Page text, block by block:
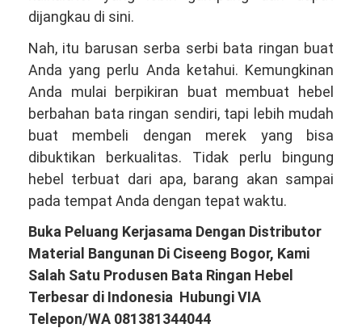
dijangkau di sini.
Nah, itu barusan serba serbi bata ringan buat
Anda yang perlu Anda ketahui. Kemungkinan
Anda mulai berpikiran buat membuat hebel
berbahan bata ringan sendiri, tapi lebih mudah
buat membeli dengan merek yang bisa
dibuktikan berkualitas. Tidak perlu bingung
hebel terbuat dari apa, barang akan sampai
pada tempat Anda dengan tepat waktu.
Buka Peluang Kerjasama Dengan Distributor
Material Bangunan Di Ciseeng Bogor, Kami
Salah Satu Produsen Bata Ringan Hebel
Terbesar di Indonesia Hubungi VIA
Telepon/WA 081381344044